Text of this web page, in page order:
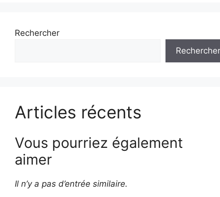
Rechercher
Rechercher
Articles récents
Vous pourriez également
aimer
Il n’y a pas d’entrée similaire.